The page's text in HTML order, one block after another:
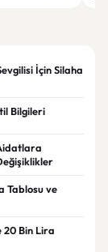
İçin Silaha
Bilgileri
Tablosu ve
20 Bin Lira